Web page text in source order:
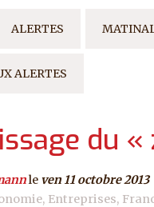
ALERTES
ALERTES
du
le ven 11 octobre 2013
Entreprises